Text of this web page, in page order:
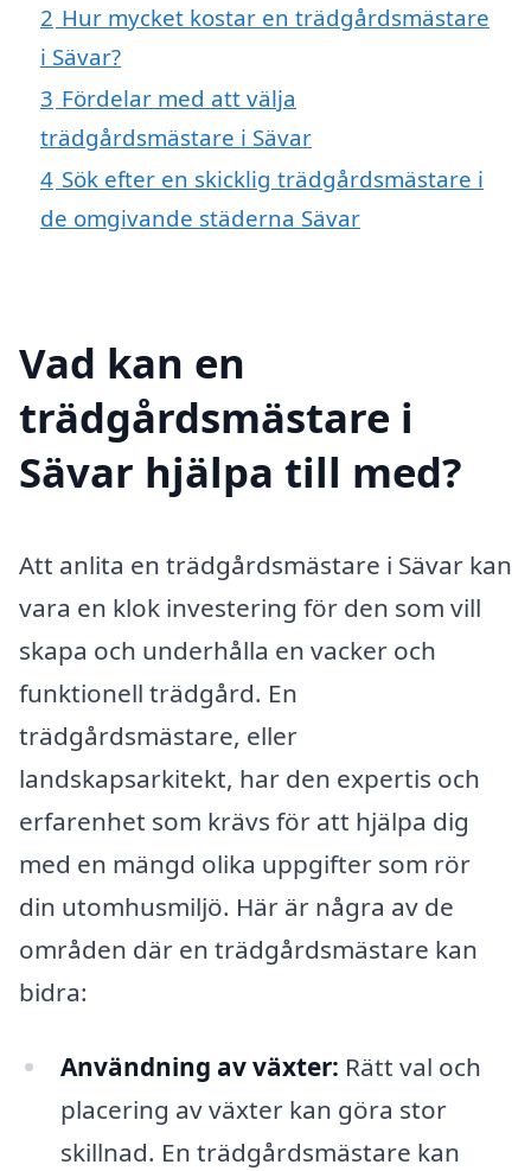
2 Hur mycket kostar en trädgårdsmästare
i Sävar?
3 Fördelar med att välja
trädgårdsmästare i Sävar
4 Sök efter en skicklig trädgårdsmästare i
de omgivande städerna Sävar
Vad kan en
trädgårdsmästare i
Sävar hjälpa till med?
Att anlita en trädgårdsmästare i Sävar kan
vara en klok investering för den som vill
skapa och underhålla en vacker och
funktionell trädgård. En
trädgårdsmästare, eller
landskapsarkitekt, har den expertis och
erfarenhet som krävs för att hjälpa dig
med en mängd olika uppgifter som rör
din utomhusmiljö. Här är några av de
områden där en trädgårdsmästare kan
bidra:
Användning av växter: Rätt val och
placering av växter kan göra stor
skillnad. En trädgårdsmästare kan